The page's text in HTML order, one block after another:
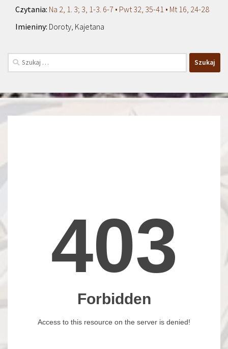
Na 2, 1. 3; 3, 1-3. 6-7 • Pwt 32, 35-41 • Mt 16, 24-28
Doroty, Kajetana
Szukaj: